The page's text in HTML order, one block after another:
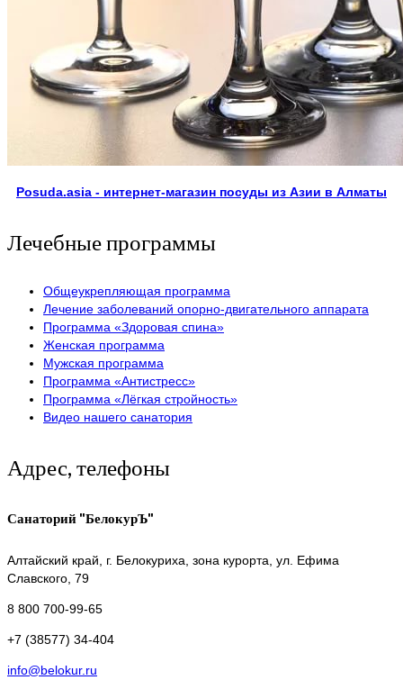
Posuda.asia - интернет-магазин посуды из Азии в Алматы
Лечебные программы
Общеукрепляющая программа
Лечение заболеваний опорно-двигательного аппарата
Программа «Здоровая спина»
Женская программа
Мужская программа
Программа «Антистресс»
Программа «Лёгкая стройность»
Видео нашего санатория
Адрес, телефоны
Санаторий "БелокурЪ"
Алтайский край, г. Белокуриха, зона курорта, ул. Ефима
Славского, 79
8 800 700-99-65
+7 (38577) 34-404
info@belokur.ru